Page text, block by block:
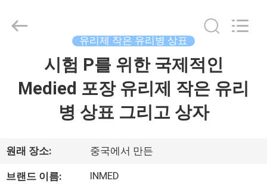
우
2017
유리제 작은 유리병 상표
시험 P를 위한 국제적인
Medied 포장 유리제 작은 유리
병 상표 그리고 상자
원래 장소: 중국에서 만든
브랜드 이름: INMED